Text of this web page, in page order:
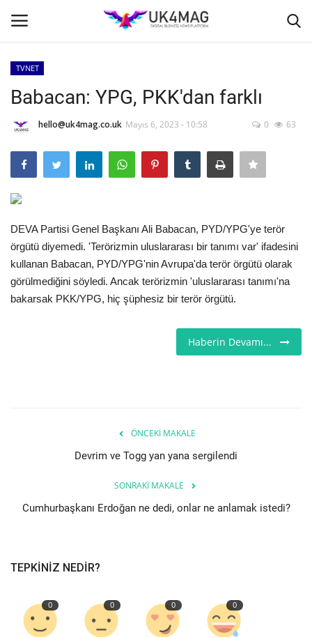
Ana Sayfa
TVNET
TOPLUM
İş Platformu
Londra
İş İlanları
Firma Rehberi
Sağlık
TVNET
Babacan: YPG, PKK'dan farklı
hello@uk4mag.co.uk Mayıs 6, 2023 - 10:58 0 63
DEVA Partisi Genel Başkanı Ali Babacan, PYD/YPG'ye terör
örgütü diyemedi. 'Terörizmin uluslararası bir tanımı var' ifadesini
kullanan Babacan, PYD/YPG'nin Avrupa'da terör örgütü olarak
görülmediğini söyledi. Ancak terörizmin 'uluslararası tanımı'na
bakarsak PKK/YPG, hiç şüphesiz bir terör örgütü.
Haberin Devamı...
ÖNCEKI MAKALE
Devrim ve Togg yan yana sergilendi
SONRAKI MAKALE
Cumhurbaşkanı Erdoğan ne dedi, onlar ne anlamak istedi?
TEPKINIZ NEDIR?
0 0 0 0